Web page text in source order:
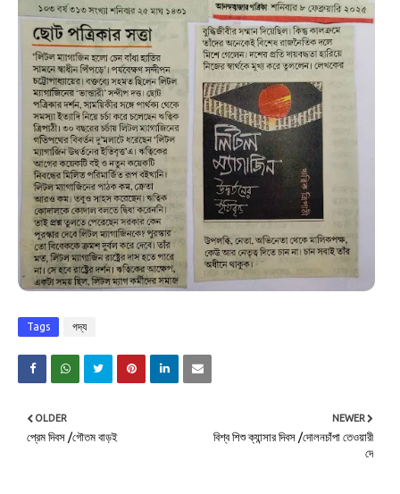
Tags গদ্য
NEWER
বিশ্ব শিশু ক্যান্সার দিবস /দোলনচাঁপা তেওয়ারী
দে
OLDER
প্রেম দিবস /গৌতম বাড়ই